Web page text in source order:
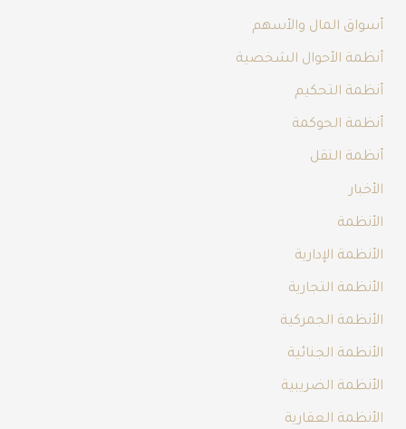
أسواق المال والأسهم
أنظمة الأحوال الشخصية
أنظمة التحكيم
أنظمة الحوكمة
أنظمة النقل
الأخبار
الأنظمة
الأنظمة الإدارية
الأنظمة التجارية
الأنظمة الجمركية
الأنظمة الجنائية
الأنظمة الضريبية
الأنظمة العقارية